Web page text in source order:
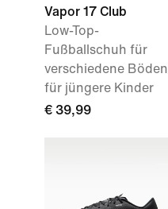
Vapor 17 Club
Low-Top-
Fußballschuh für
verschiedene Böden
für jüngere Kinder
€ 39,99